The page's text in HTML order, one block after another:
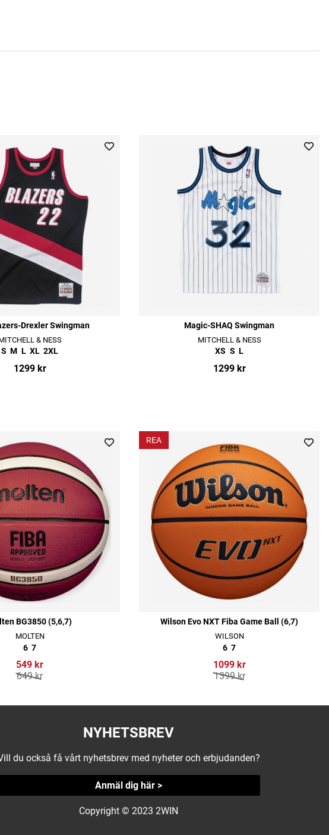
Drexler Swingman
& NESS
S M L XL 2XL
1299 kr
Magic-SHAQ Swingman
MITCHELL & NESS
XS S L
1299 kr
BG3850 (5,6,7)
MOLTEN
6 7
549 kr
649 kr
REA
Wilson Evo NXT Fiba Game Ball (6,7)
WILSON
6 7
1099 kr
1399 kr
NYHETSBREV
du också få vårt nyhetsbrev med nyheter och erbjudanden?
Anmäl dig här >
Copyright © 2023 2WIN